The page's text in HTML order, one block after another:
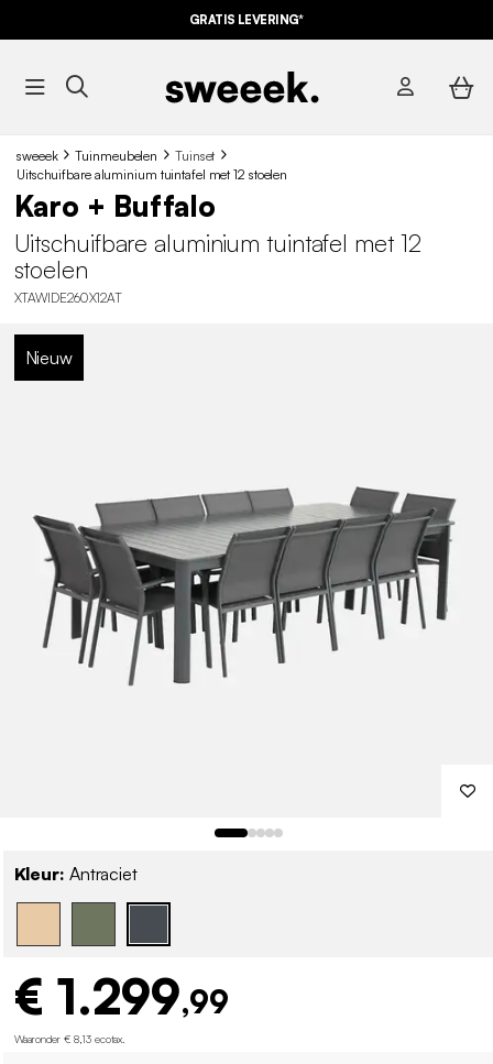
GRATIS LEVERING*
sweeek Tuinmeubelen
Tuinset
Uitschuifbare aluminium tuintafel met 12 stoelen
Karo + Buffalo
Uitschuifbare aluminium tuintafel met 12
stoelen
XTAWIDE260X12AT
Nieuw
Kleur: Antraciet
€ 1.299,99
Waaronder € 8,13 ecotax